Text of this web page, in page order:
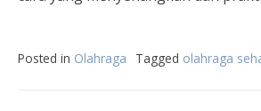
Posted in Olahraga Tagged olahraga